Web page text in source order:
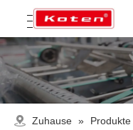
Zuhause » Produkte